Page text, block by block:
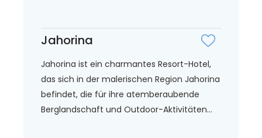
Jahorina
Jahorina ist ein charmantes Resort-Hotel,
das sich in der malerischen Region Jahorina
befindet, die für ihre atemberaubende
Berglandschaft und Outdoor-Aktivitäten...